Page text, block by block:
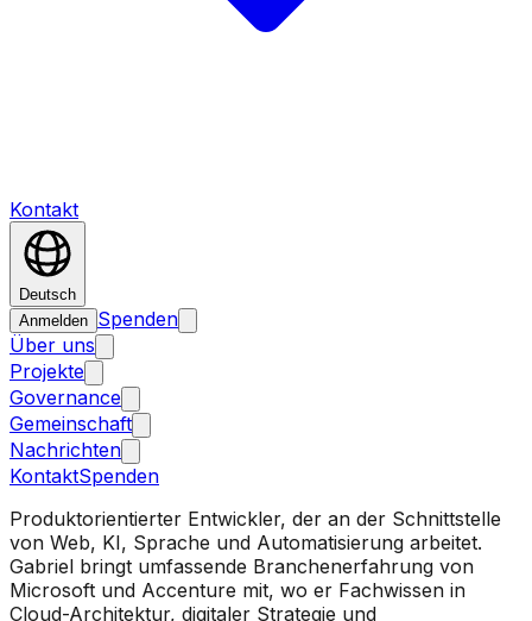
Kontakt
Deutsch
Anmelden Spenden
Über uns
Projekte
Governance
Gemeinschaft
Nachrichten
KontaktSpenden
Produktorientierter Entwickler, der an der Schnittstelle
von Web, KI, Sprache und Automatisierung arbeitet.
Gabriel bringt umfassende Branchenerfahrung von
Microsoft und Accenture mit, wo er Fachwissen in
Cloud-Architektur, digitaler Strategie und